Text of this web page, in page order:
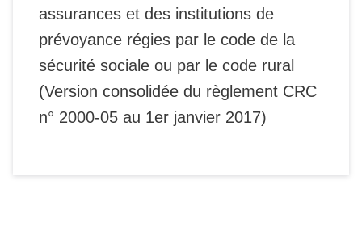
assurances et des institutions de
prévoyance régies par le code de la
sécurité sociale ou par le code rural
(Version consolidée du règlement CRC
n° 2000-05 au 1er janvier 2017)